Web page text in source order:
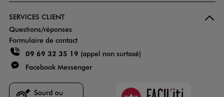
SERVICES CLIENT
Questions/réponses
Formulaire de contact
09 69 32 35 19 (appel non surtaxé)
Facebook Messenger
Faciliti